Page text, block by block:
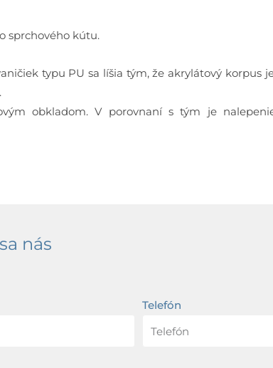
sprchového kútu.
typu PU sa líšia tým, že akrylátový korpus
obkladom. V porovnaní s tým je
nás
Telefón